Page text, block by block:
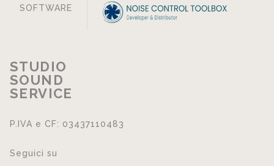
SOFTWARE
STUDIO
SOUND
SERVICE
P.IVA e CF: 03437110483
Seguici su